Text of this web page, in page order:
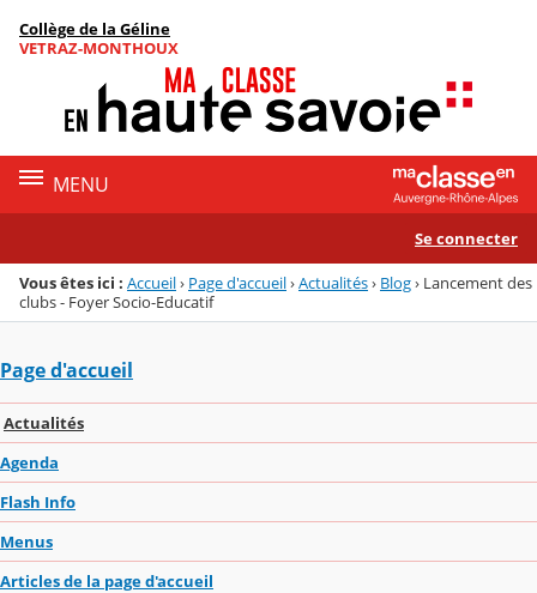
Menu de la rubrique
Contenu
Collège de la Géline
VETRAZ-MONTHOUX
MENU
Se connecter
Vous êtes ici : Accueil› Page d'accueil›Actualités› Blog› Lancement des
clubs - Foyer Socio-Educatif
Page d'accueil
Actualités
Agenda
Flash Info
Menus
Articles de la page d'accueil